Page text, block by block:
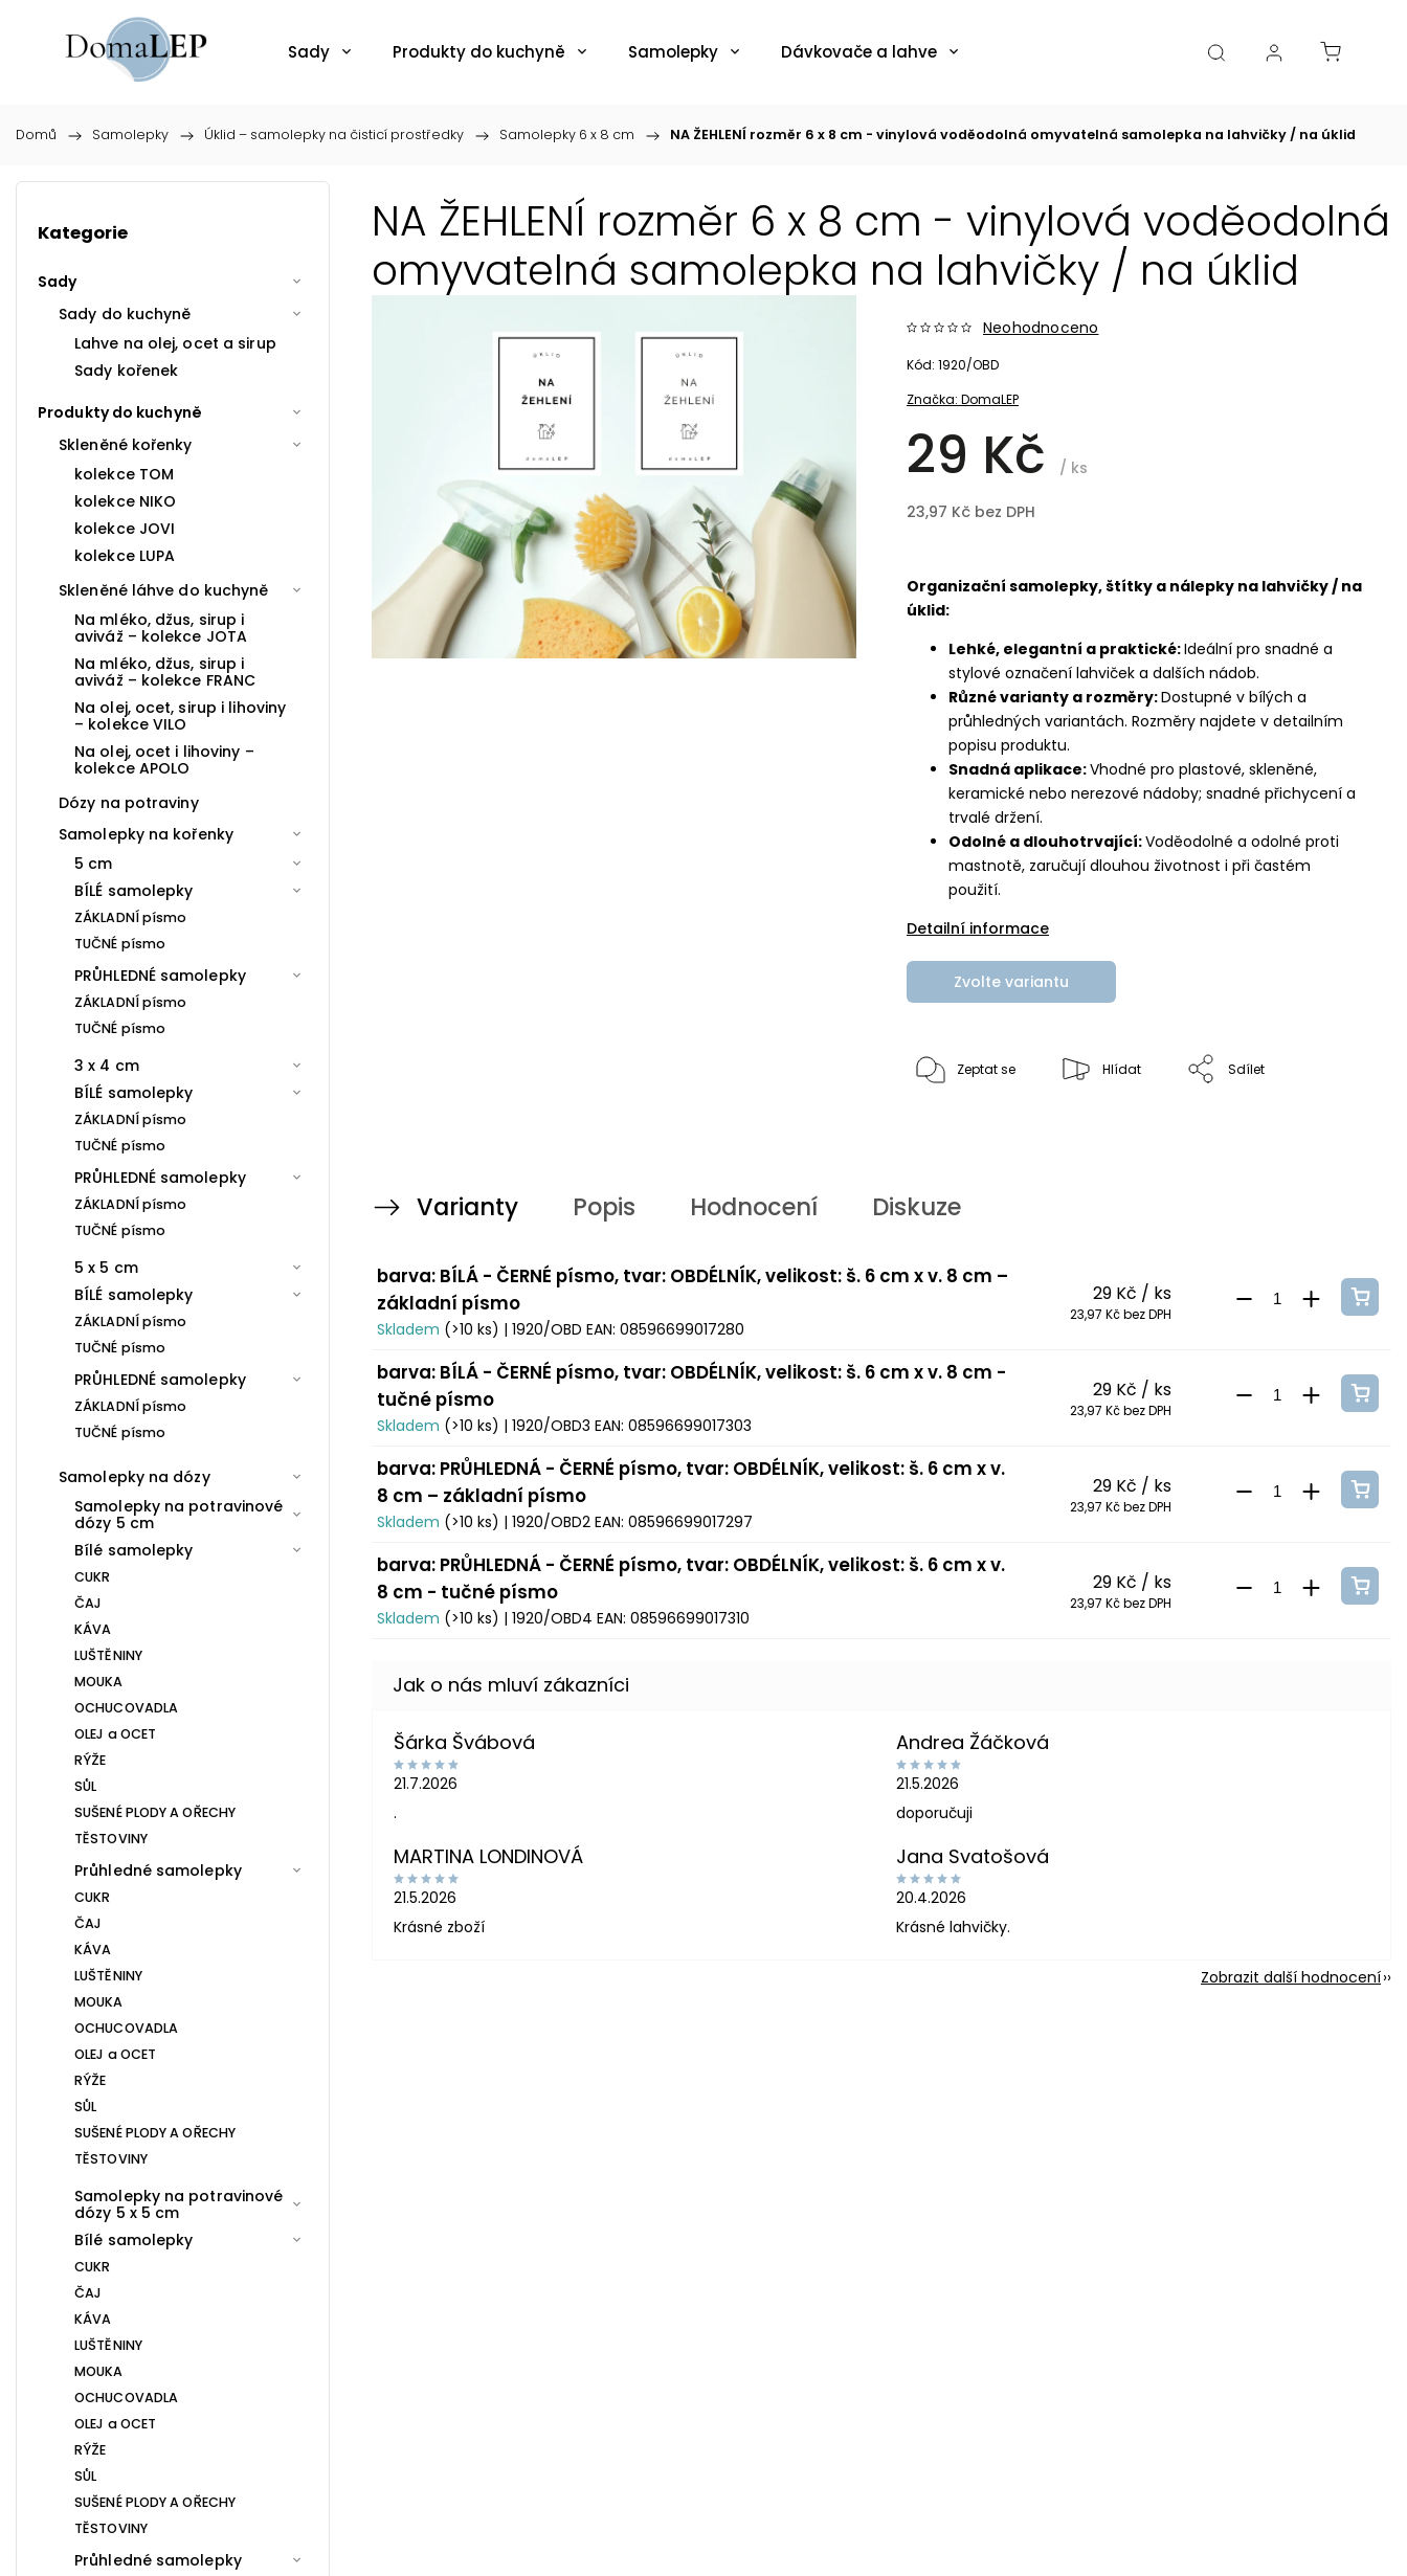
Sady Produkty do kuchyně Samolepky Dávkovače a lahve Boxy, dózy, kořenky, skleničky Akce
Domů / Samolepky / Úklid – samolepky na čisticí prostředky / Samolepky 6 x 8 cm / NA ŽEHLENÍ rozměr 6 x 8 cm - vinylová voděodolná omyvatelná samolepka na lahvičky / na úklid
Kategorie
Sady
Sady do kuchyně
Lahve na olej, ocet a sirup
Sady kořenek
Produkty do kuchyně
Skleněné kořenky
kolekce TOM
kolekce NIKO
kolekce JOVI
kolekce LUPA
Skleněné láhve do kuchyně
Na mléko, džus, sirup i
aviváž – kolekce JOTA
Na mléko, džus, sirup i
aviváž – kolekce FRANC
Na olej, ocet, sirup i lihoviny
– kolekce VILO
Na olej, ocet i lihoviny –
kolekce APOLO
Dózy na potraviny
Samolepky na kořenky
5 cm
BÍLÉ samolepky
ZÁKLADNÍ písmo
TUČNÉ písmo
PRŮHLEDNÉ samolepky
ZÁKLADNÍ písmo
TUČNÉ písmo
3 x 4 cm
BÍLÉ samolepky
ZÁKLADNÍ písmo
TUČNÉ písmo
PRŮHLEDNÉ samolepky
ZÁKLADNÍ písmo
TUČNÉ písmo
5 x 5 cm
BÍLÉ samolepky
ZÁKLADNÍ písmo
TUČNÉ písmo
PRŮHLEDNÉ samolepky
ZÁKLADNÍ písmo
TUČNÉ písmo
Samolepky na dózy
Samolepky na potravinové
dózy 5 cm
Bílé samolepky
CUKR
ČAJ
KÁVA
LUŠTĚNINY
MOUKA
OCHUCOVADLA
OLEJ a OCET
RÝŽE
SŮL
SUŠENÉ PLODY A OŘECHY
TĚSTOVINY
Průhledné samolepky
CUKR
ČAJ
KÁVA
LUŠTĚNINY
MOUKA
OCHUCOVADLA
OLEJ a OCET
RÝŽE
SŮL
SUŠENÉ PLODY A OŘECHY
TĚSTOVINY
Samolepky na potravinové
dózy 5 x 5 cm
Bílé samolepky
CUKR
ČAJ
KÁVA
LUŠTĚNINY
MOUKA
OCHUCOVADLA
OLEJ a OCET
RÝŽE
SŮL
SUŠENÉ PLODY A OŘECHY
TĚSTOVINY
Průhledné samolepky
NA ŽEHLENÍ rozměr 6 x 8 cm - vinylová voděodolná
omyvatelná samolepka na lahvičky / na úklid
Značka: DomaLEP
Neohodnoceno
29 Kč / ks
23,97 Kč bez DPH
Kód: 1920/OBD
Organizační samolepky, štítky a nálepky na lahvičky / na
úklid:
Lehké, elegantní a praktické:Ideální pro snadné a
stylové označení lahviček a dalších nádob.
Různé varianty a rozměry:Dostupné v bílých a
průhledných variantách. Rozměry najdete v detailním
popisu produktu.
Snadná aplikace:Vhodné pro plastové, skleněné,
keramické nebo nerezové nádoby; snadné přichycení a
trvalé držení.
Odolné a dlouhotrvající:Voděodolné a odolné proti
mastnotě, zaručují dlouhou životnost i při častém
použití.
Detailní informace
Zvolte variantu
Zeptat se Hlídat Sdílet
Varianty Popis Hodnocení Diskuze
barva: BÍLÁ - ČERNÉ písmo, tvar: OBDÉLNÍK, velikost: š. 6 cm x v. 8 cm –
základní písmo
Skladem (>10 ks) | 1920/OBD EAN: 08596699017280
29 Kč / ks
23,97 Kč bez DPH
barva: BÍLÁ - ČERNÉ písmo, tvar: OBDÉLNÍK, velikost: š. 6 cm x v. 8 cm -
tučné písmo
Skladem (>10 ks) | 1920/OBD3 EAN: 08596699017303
29 Kč / ks
23,97 Kč bez DPH
barva: PRŮHLEDNÁ - ČERNÉ písmo, tvar: OBDÉLNÍK, velikost: š. 6 cm x v.
8 cm – základní písmo
Skladem (>10 ks) | 1920/OBD2 EAN: 08596699017297
29 Kč / ks
23,97 Kč bez DPH
barva: PRŮHLEDNÁ - ČERNÉ písmo, tvar: OBDÉLNÍK, velikost: š. 6 cm x v.
8 cm - tučné písmo
Skladem (>10 ks) | 1920/OBD4 EAN: 08596699017310
29 Kč / ks
23,97 Kč bez DPH
Šárka Švábová
21.7.2026
.
Andrea Žáčková
21.5.2026
doporučuji
MARTINA LONDINOVÁ
21.5.2026
Krásné zboží
Jana Svatošová
20.4.2026
Krásné lahvičky.
Zobrazit další hodnocení